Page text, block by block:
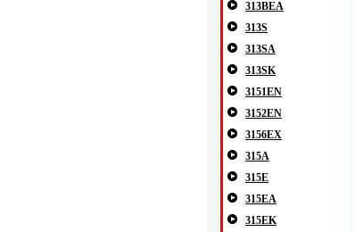
313BEA
313S
313SA
313SK
3151EN
3152EN
3156EX
315A
315E
315EA
315EK